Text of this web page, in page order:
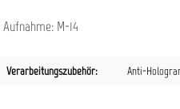
Aufnahme: M-14
Verarbeitungszubehör: Anti-